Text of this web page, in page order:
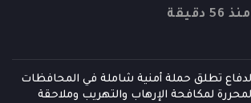
منذ 56 دقيقة
تطلق حملة أمنية شاملة في المحافظات
لمكافحة الإرهاب والتهريب وملاحقة